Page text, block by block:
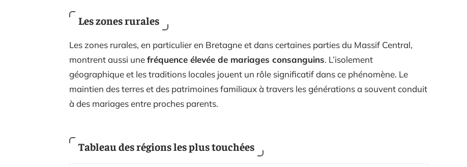
Les zones rurales
Les zones rurales, en particulier en Bretagne et dans certaines parties du Massif Central,
montrent aussi unefréquence élevée de mariages consanguins. L’isolement
géographique et les traditions locales jouent un rôle significatif dans ce phénomène. Le
maintien des terres et des patrimoines familiaux à travers les générations a souvent conduit
à des mariages entre proches parents.
Tableau des régions les plus touchées